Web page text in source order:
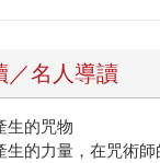
／名人導讀
生的咒物
生的力量，在咒術